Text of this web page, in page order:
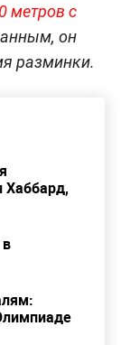
метров с
он
разминки.
Хаббард,